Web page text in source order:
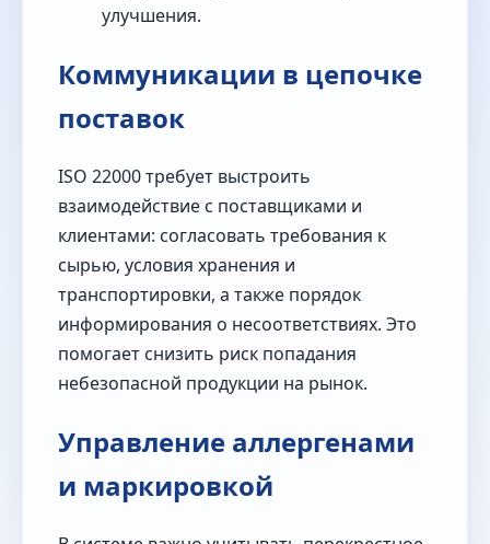
улучшения.
Коммуникации в цепочке
поставок
ISO 22000 требует выстроить
взаимодействие с поставщиками и
клиентами: согласовать требования к
сырью, условия хранения и
транспортировки, а также порядок
информирования о несоответствиях. Это
помогает снизить риск попадания
небезопасной продукции на рынок.
Управление аллергенами
и маркировкой